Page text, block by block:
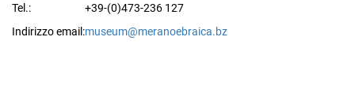
Tel.:
Indirizzo email:
+39-(0)473-236 127
museum@meranoebraica.bz